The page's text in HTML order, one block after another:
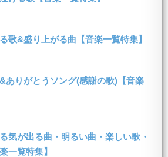
歌&盛り上がる曲【音楽一覧特集】
ありがとうソング(感謝の歌)【音楽
気が出る曲・明るい曲・楽しい歌・
一覧特集】